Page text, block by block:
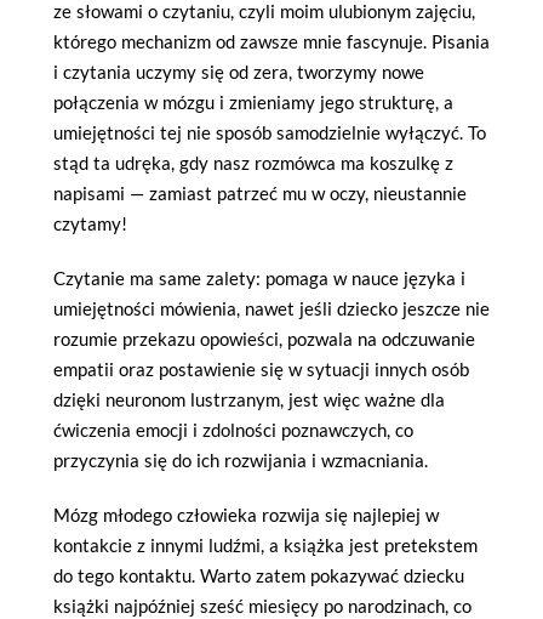
ze słowami o czytaniu, czyli moim ulubionym zajęciu,
którego mechanizm od zawsze mnie fascynuje. Pisania
i czytania uczymy się od zera, tworzymy nowe
połączenia w mózgu i zmieniamy jego strukturę, a
umiejętności tej nie sposób samodzielnie wyłączyć. To
stąd ta udręka, gdy nasz rozmówca ma koszulkę z
napisami — zamiast patrzeć mu w oczy, nieustannie
czytamy!
Czytanie ma same zalety: pomaga w nauce języka i
umiejętności mówienia, nawet jeśli dziecko jeszcze nie
rozumie przekazu opowieści, pozwala na odczuwanie
empatii oraz postawienie się w sytuacji innych osób
dzięki neuronom lustrzanym, jest więc ważne dla
ćwiczenia emocji i zdolności poznawczych, co
przyczynia się do ich rozwijania i wzmacniania.
Mózg młodego człowieka rozwija się najlepiej w
kontakcie z innymi ludźmi, a książka jest pretekstem
do tego kontaktu. Warto zatem pokazywać dziecku
książki najpóźniej sześć miesięcy po narodzinach, co